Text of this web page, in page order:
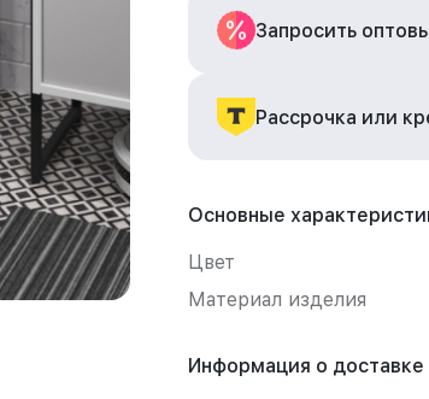
Запросить
Рассрочка или
Основные
Цвет
Материал изделия
Информация о доставке